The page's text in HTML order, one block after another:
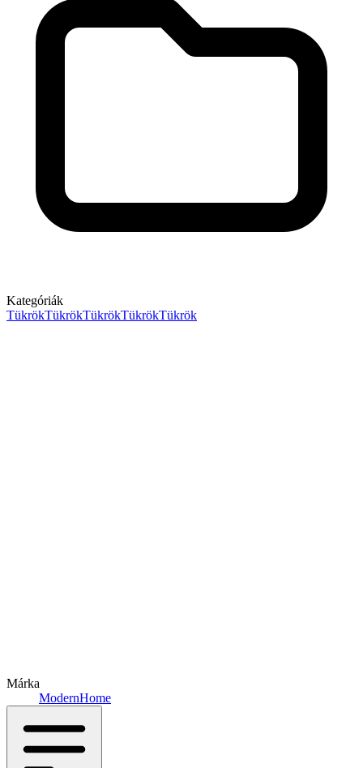
Kategóriák
TükrökTükrökTükrökTükrökTükrök
Márka
ModernHome